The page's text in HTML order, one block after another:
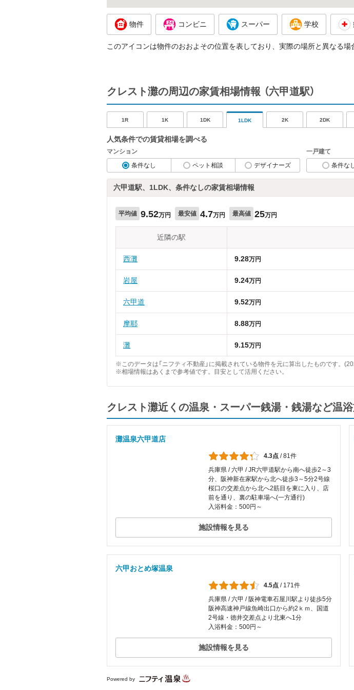
物件 コンビニ スーパー 学校
このアイコンは物件のおおよその位置を表しており、実際の場所と異なる
クレスト灘の周辺の家賃相場情報 （六甲道駅）
1R 1K 1DK 1LDK 2K 2DK
人気条件での賃貸相場を調べる
マンション
条件なし
ペット相談 デザイナーズ
一戸建て
条件な
六甲道駅、1LDK、条件なしの家賃相場情報
平均値 9.52万円 最安値 4.7万円 最高値 25万円
近隣の駅
西灘 9.28万円
岩屋 9.24万円
六甲道 9.52万円
摩耶 8.88万円
灘 9.15万円
※このデータは「ニフティ不動産」に掲載されている物件を元に算出したものです。
※相場情報はあくまで参考値です。目安として活用ください。
クレスト灘近くの温泉・スーパー銭湯・銭湯など温
灘温泉六甲道店
4.3点 /81件
兵庫県 / 六甲 / JR六甲道駅から南へ徒歩2～3
分、阪神新在家駅から北へ徒歩3～5分2号線
桜口の交差点から北へ2筋目を東に入り、店
前を通り、裏の駐車場へ(一方通行)
入浴料金：500円～
施設情報を見る
六甲おとめ塚温泉
4.5点 / 171件
兵庫県 / 六甲 / 阪神電車石屋川駅より徒歩5分
阪神高速神戸線魚崎出口から約2ｋｍ、国道
2号線・徳井交差点より北東へ1分
入浴料金：500円～
施設情報を見る
Powered by